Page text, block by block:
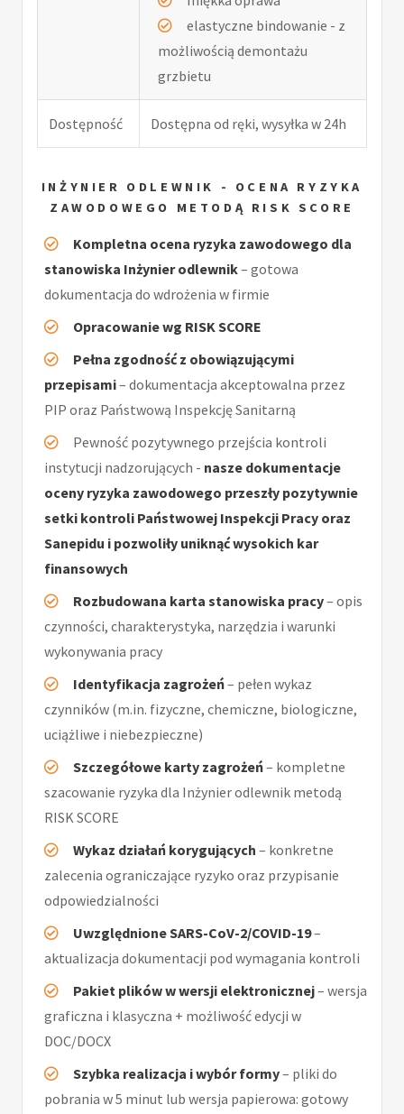
elastyczne bindowanie - z
możliwością demontażu
grzbietu
Dostępność Dostępna od ręki, wysyłka w 24h
INŻYNIER ODLEWNIK - OCENA RYZYKA
ZAWODOWEGO METODĄ RISK SCORE
Kompletna ocena ryzyka zawodowego dla
stanowiska Inżynier odlewnik– gotowa
dokumentacja do wdrożenia w firmie
Opracowanie wg RISK SCORE
Pełna zgodność z obowiązującymi
przepisami– dokumentacja akceptowalna przez
PIP oraz Państwową Inspekcję Sanitarną
Pewność pozytywnego przejścia kontroli
instytucji nadzorujących - nasze dokumentacje
oceny ryzyka zawodowego przeszły pozytywnie
setki kontroli Państwowej Inspekcji Pracy oraz
Sanepidu i pozwoliły uniknąć wysokich kar
finansowych
Rozbudowana karta stanowiska pracy– opis
czynności, charakterystyka, narzędzia i warunki
wykonywania pracy
Identyfikacja zagrożeń– pełen wykaz
czynników (m.in. fizyczne, chemiczne, biologiczne,
uciążliwe i niebezpieczne)
Szczegółowe karty zagrożeń– kompletne
szacowanie ryzyka dla Inżynier odlewnik metodą
RISK SCORE
Wykaz działań korygujących – konkretne
zalecenia ograniczające ryzyko oraz przypisanie
odpowiedzialności
Uwzględnione SARS-CoV-2/COVID-19–
aktualizacja dokumentacji pod wymagania kontroli
Pakiet plików w wersji elektronicznej– wersja
graficzna i klasyczna + możliwość edycji w
DOC/DOCX
Szybka realizacja i wybór formy– pliki do
pobrania w 5 minut lub wersja papierowa: gotowy